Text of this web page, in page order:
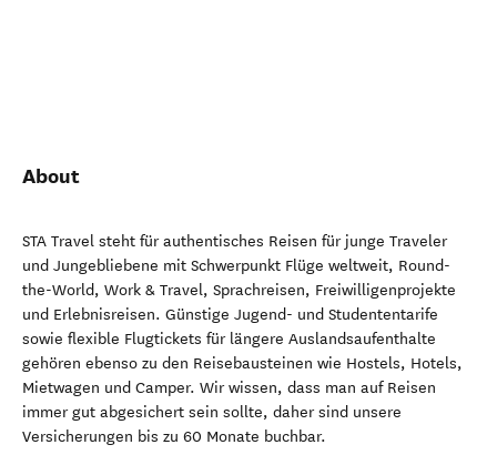
About
STA Travel steht für authentisches Reisen für junge Traveler
und Jungebliebene mit Schwerpunkt Flüge weltweit, Round-
the-World, Work & Travel, Sprachreisen, Freiwilligenprojekte
und Erlebnisreisen. Günstige Jugend- und Studententarife
sowie flexible Flugtickets für längere Auslandsaufenthalte
gehören ebenso zu den Reisebausteinen wie Hostels, Hotels,
Mietwagen und Camper. Wir wissen, dass man auf Reisen
immer gut abgesichert sein sollte, daher sind unsere
Versicherungen bis zu 60 Monate buchbar.